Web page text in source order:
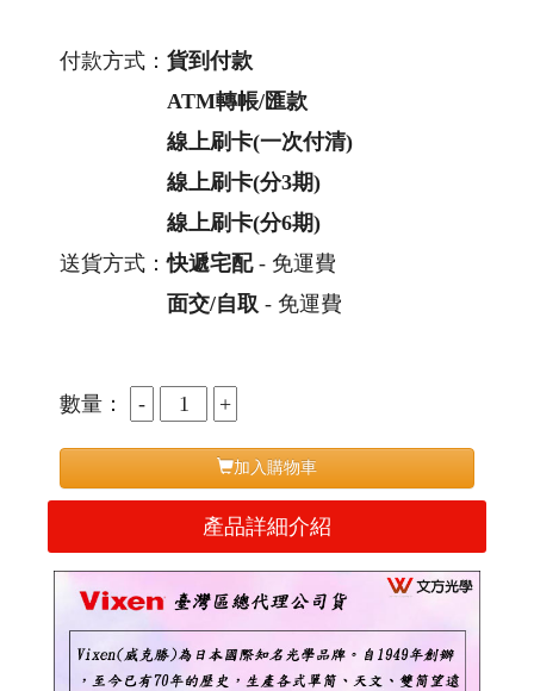
付款方式： 貨到付款
ATM轉帳/匯款
線上刷卡(一次付清)
線上刷卡(分3期)
線上刷卡(分6期)
送貨方式：快遞宅配- 免運費
面交/自取 - 免運費
數量：
加入購物車
產品詳細介紹